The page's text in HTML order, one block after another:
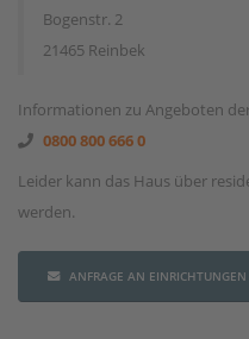
Bogenstr. 2
21465 Reinbek
Informationen zu Angeboten
0800 800 666 0
Leider kann das Haus über
werden.
ANFRAGE AN EINRICHTUNGEN